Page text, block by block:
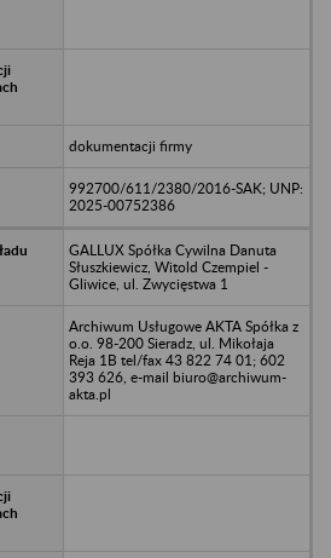
dokumentacji firmy
992700/611/2380/2016-SAK; UNP:
2025-00752386
GALLUX Spółka Cywilna Danuta
Słuszkiewicz, Witold Czempiel -
Gliwice, ul. Zwycięstwa 1
Archiwum Usługowe AKTA Spółka z
o.o. 98-200 Sieradz, ul. Mikołaja
Reja 1B tel/fax 43 822 74 01; 602
393 626, e-mail biuro@archiwum-
akta.pl